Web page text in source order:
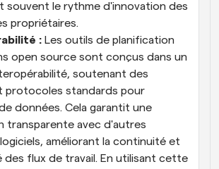
souvent le rythme d'innovation des
propriétaires.
: Les outils de planification
open source sont conçus dans un
soutenant des
protocoles standards pour
données. Cela garantit une
transparente avec d'autres
améliorant la continuité et
des flux de travail. En utilisant cette